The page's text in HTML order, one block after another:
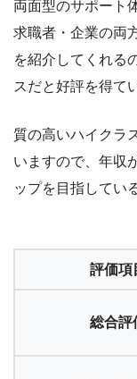
両面型のサポート
求職者・企業の両
を紹介してくれる
スだと好評を得て
質の高いハイクラ
いますので、 年収
ップを目指してい
評価項
総合評